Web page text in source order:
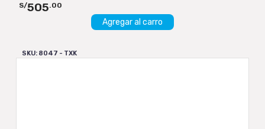
S/505.00
Agregar al carro
SKU: 8047 - TXK